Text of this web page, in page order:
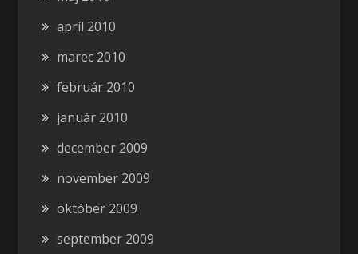
apríl 2010
marec 2010
február 2010
január 2010
december 2009
november 2009
október 2009
september 2009